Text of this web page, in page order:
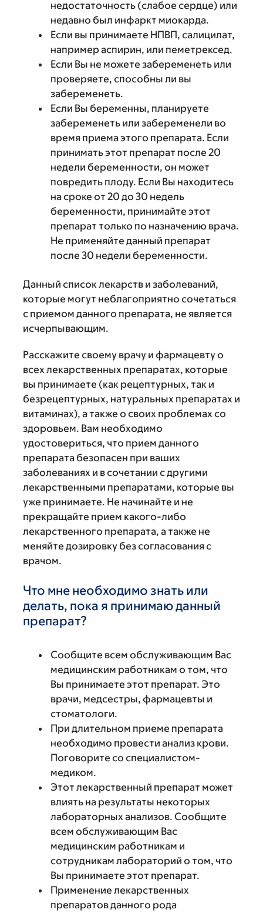
недостаточность (слабое сердце) или
недавно был инфаркт миокарда.
Если вы принимаете НПВП, салицилат,
например аспирин, или пеметрексед.
Если Вы не можете забеременеть или
проверяете, способны ли вы
забеременеть.
Если Вы беременны, планируете
забеременеть или забеременели во
время приема этого препарата. Если
принимать этот препарат после 20
недели беременности, он может
повредить плоду. Если Вы находитесь
на сроке от 20 до 30 недель
беременности, принимайте этот
препарат только по назначению врача.
Не применяйте данный препарат
после 30 недели беременности.
Данный список лекарств и заболеваний,
которые могут неблагоприятно сочетаться
с приемом данного препарата, не является
исчерпывающим.
Расскажите своему врачу и фармацевту о
всех лекарственных препаратах, которые
вы принимаете (как рецептурных, так и
безрецептурных, натуральных препаратах и
витаминах), а также о своих проблемах со
здоровьем. Вам необходимо
удостовериться, что прием данного
препарата безопасен при ваших
заболеваниях и в сочетании с другими
лекарственными препаратами, которые вы
уже принимаете. Не начинайте и не
прекращайте прием какого-либо
лекарственного препарата, а также не
меняйте дозировку без согласования с
врачом.
Что мне необходимо знать или
делать, пока я принимаю данный
препарат?
Сообщите всем обслуживающим Вас
медицинским работникам о том, что
Вы принимаете этот препарат. Это
врачи, медсестры, фармацевты и
стоматологи.
При длительном приеме препарата
необходимо провести анализ крови.
Поговорите со специалистом-
медиком.
Этот лекарственный препарат может
влиять на результаты некоторых
лабораторных анализов. Сообщите
всем обслуживающим Вас
медицинским работникам и
сотрудникам лабораторий о том, что
Вы принимаете этот препарат.
Применение лекарственных
препаратов данного рода